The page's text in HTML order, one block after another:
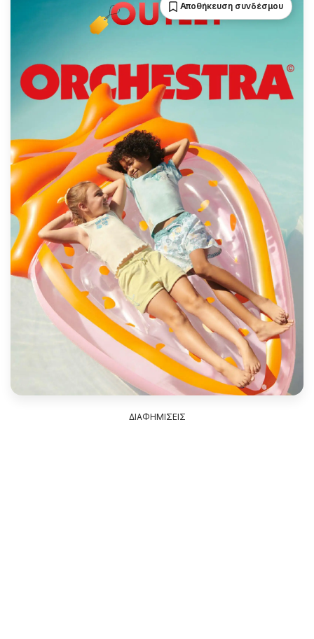
Αποθήκευση συνδέσμου
ΔΙΑΦΗΜΙΣΕΙΣ